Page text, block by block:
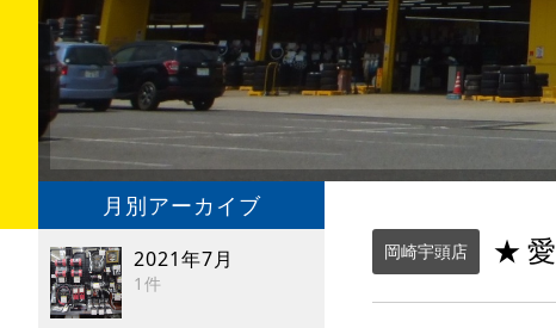
月別アーカイブ
2021年7月
1件
岡崎宇頭店 ★